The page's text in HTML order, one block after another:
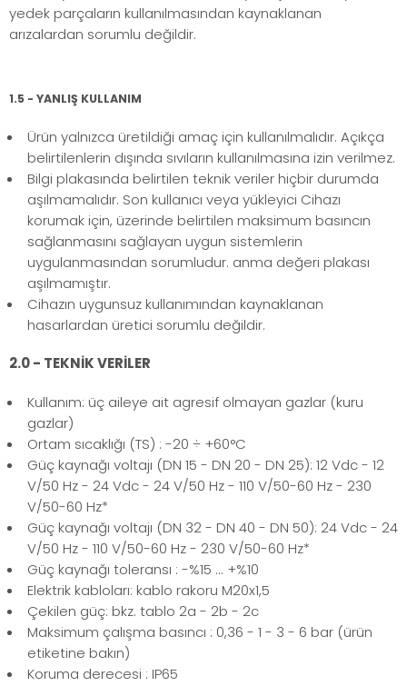
yedek parçaların kullanılmasından kaynaklanan
arızalardan sorumlu değildir.
1.5 - YANLIŞ KULLANIM
Ürün yalnızca üretildiği amaç için kullanılmalıdır. Açıkça
belirtilenlerin dışında sıvıların kullanılmasına izin verilmez.
Bilgi plakasında belirtilen teknik veriler hiçbir durumda
aşılmamalıdır. Son kullanıcı veya yükleyici Cihazı
korumak için, üzerinde belirtilen maksimum basıncın
sağlanmasını sağlayan uygun sistemlerin
uygulanmasından sorumludur. anma değeri plakası
aşılmamıştır.
Cihazın uygunsuz kullanımından kaynaklanan
hasarlardan üretici sorumlu değildir.
2.0 - TEKNİK VERİLER
Kullanım: üç aileye ait agresif olmayan gazlar (kuru
gazlar)
Ortam sıcaklığı (TS) : -20 ÷ +60°C
Güç kaynağı voltajı (DN 15 - DN 20 - DN 25): 12 Vdc - 12
V/50 Hz - 24 Vdc - 24 V/50 Hz - 110 V/50-60 Hz - 230
V/50-60 Hz*
Güç kaynağı voltajı (DN 32 - DN 40 - DN 50): 24 Vdc - 24
V/50 Hz - 110 V/50-60 Hz - 230 V/50-60 Hz*
Güç kaynağı toleransı : -%15 ... +%10
Elektrik kabloları: kablo rakoru M20x1,5
Çekilen güç: bkz. tablo 2a - 2b - 2c
Maksimum çalışma basıncı : 0,36 - 1 - 3 - 6 bar (ürün
etiketine bakın)
Koruma derecesi : IP65